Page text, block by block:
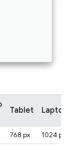
Tablet Laptop
768 px 1024 px